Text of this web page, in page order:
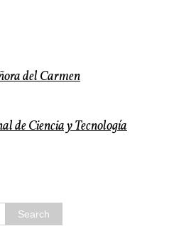
del Carmen
de Ciencia y Tecnología